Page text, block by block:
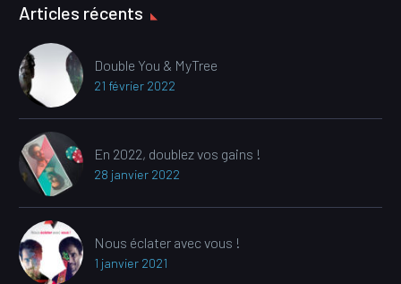
Articles récents
Double You & MyTree
21 février 2022
En 2022, doublez vos gains !
28 janvier 2022
Nous éclater avec vous !
1 janvier 2021